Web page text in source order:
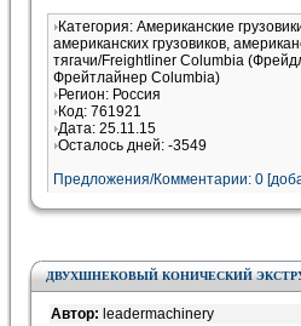
Категория: Американские
американских грузовиков,
тягачи/Freightliner Columbia
Фрейтлайнер Columbia)
Регион: Россия
Код: 761921
Дата: 25.11.15
Осталось дней: -3549
Предложения/Комментарии: 0
ДВУХШНЕКОВЫЙ КОНИЧЕСКИЙ ЭКСТРУДЕР
Автор: leadermachinery